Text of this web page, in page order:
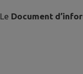
Le Document